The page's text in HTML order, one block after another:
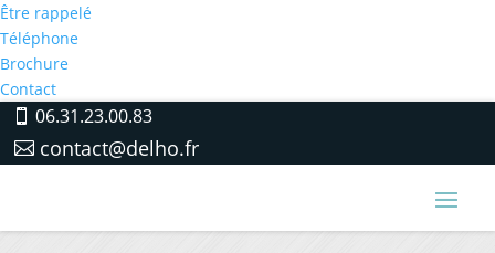
Être rappelé
Téléphone
Brochure
Contact
06.31.23.00.83
contact@delho.fr